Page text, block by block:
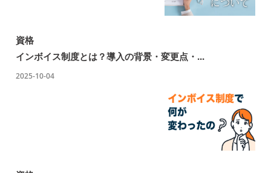
資格
インボイス制度とは？導入の背景・変更点・...
2025-10-04